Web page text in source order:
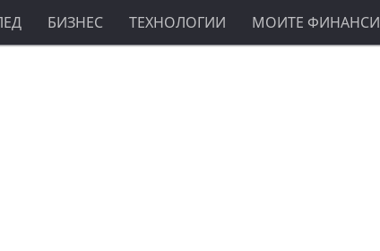
БИЗНЕС ТЕХНОЛОГИИ МОИТЕ ФИНАНСИ